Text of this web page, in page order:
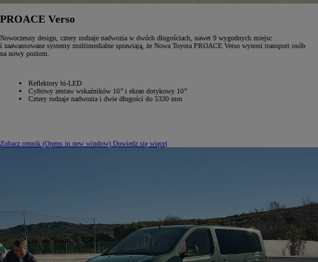
PROACE Verso
Nowoczesny design, cztery rodzaje nadwozia w dwóch długościach, nawet 9 wygodnych miejsc
i zaawansowane systemy multimedialne sprawiają, że Nowa Toyota PROACE Verso wynosi transport osób
na nowy poziom.
Reflektory bi-LED
Cyfrowy zestaw wskaźników 10’’ i ekran dotykowy 10’’
Cztery rodzaje nadwozia i dwie długości do 5330 mm
Zobacz cennik (Opens in new window) Dowiedz się więcej